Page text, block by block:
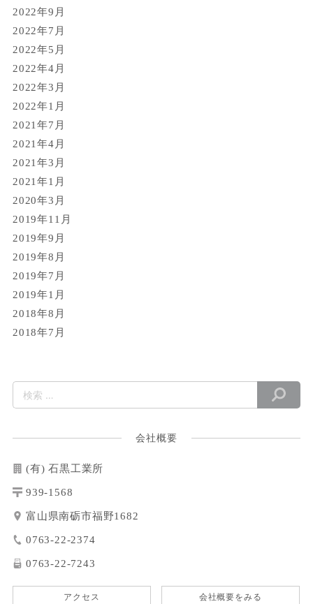
2022年9月
2022年7月
2022年5月
2022年4月
2022年3月
2022年1月
2021年7月
2021年4月
2021年3月
2021年1月
2020年3月
2019年11月
2019年9月
2019年8月
2019年7月
2019年1月
2018年8月
2018年7月
会社概要
(有) 石黒工業所
939-1568
富山県南砺市福野1682
0763-22-2374
0763-22-7243
アクセス 会社概要をみる